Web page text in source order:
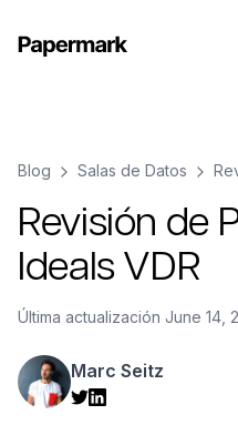
Blog Salas de Datos
Revisión de
Ideals VDR
Última actualización June 14,
Marc Seitz